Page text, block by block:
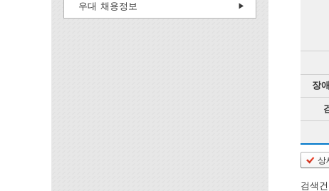
장
상
검색
우대 채용정보